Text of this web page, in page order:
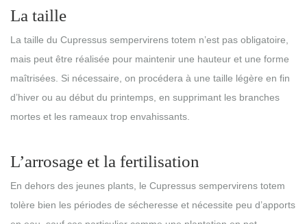
La taille
La taille du Cupressus sempervirens totem n’est pas obligatoire,
mais peut être réalisée pour maintenir une hauteur et une forme
maîtrisées. Si nécessaire, on procédera à une taille légère en fin
d’hiver ou au début du printemps, en supprimant les branches
mortes et les rameaux trop envahissants.
L’arrosage et la fertilisation
En dehors des jeunes plants, le Cupressus sempervirens totem
tolère bien les périodes de sécheresse et nécessite peu d’apports